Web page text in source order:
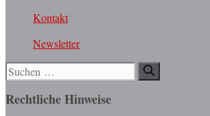
Kontakt
Newsletter
Suchen
nach:
Rechtliche Hinweise